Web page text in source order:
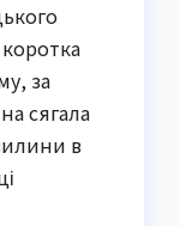
за
сягала
в